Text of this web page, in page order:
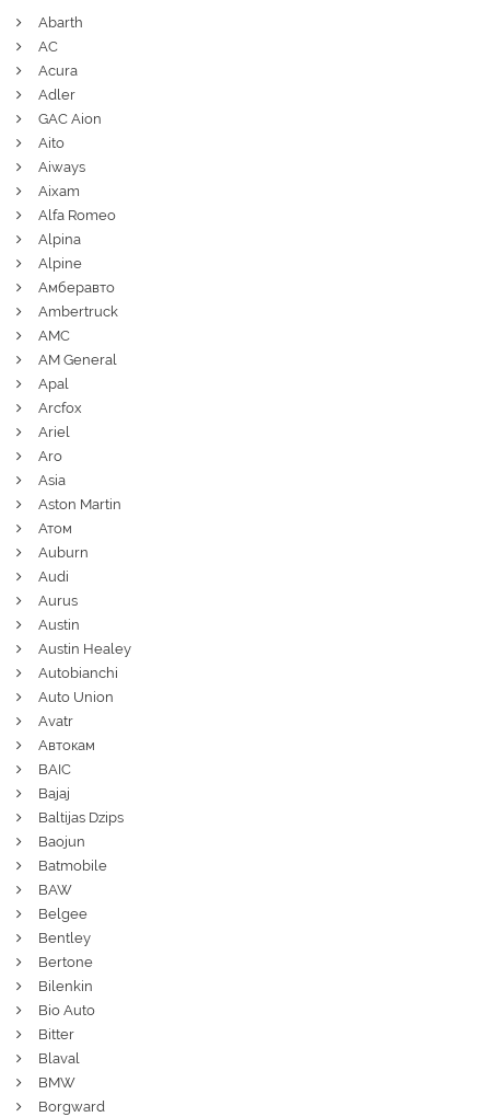
Abarth
AC
Acura
Adler
GAC Aion
Aito
Aiways
Aixam
Alfa Romeo
Alpina
Alpine
Амберавто
Ambertruck
AMC
AM General
Apal
Arcfox
Ariel
Aro
Asia
Aston Martin
Атом
Auburn
Audi
Aurus
Austin
Austin Healey
Autobianchi
Auto Union
Avatr
Автокам
BAIC
Bajaj
Baltijas Dzips
Baojun
Batmobile
BAW
Belgee
Bentley
Bertone
Bilenkin
Bio Auto
Bitter
Blaval
BMW
Borgward